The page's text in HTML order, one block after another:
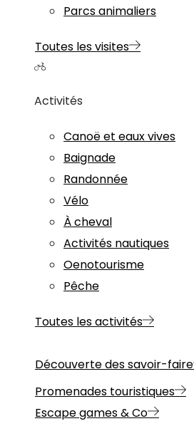
Parcs animaliers
Toutes les visites
Activités
Canoë et eaux vives
Baignade
Randonnée
Vélo
À cheval
Activités nautiques
Oenotourisme
Pêche
Toutes les activités
Découverte des savoir-faire
Promenades touristiques
Escape games & Co